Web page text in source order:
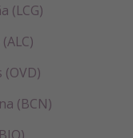
(LCG)
(BCN)